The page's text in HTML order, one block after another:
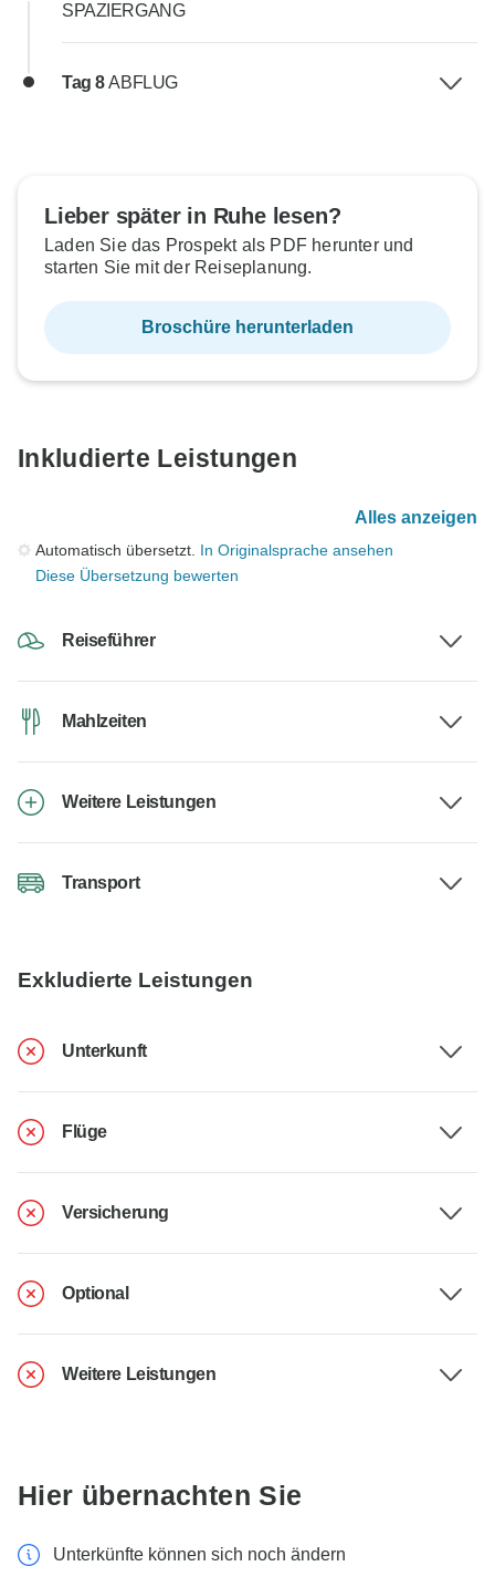
SPAZIERGANG
Tag 8ABFLUG
Lieber später in Ruhe lesen?
Laden Sie das Prospekt als PDF herunter und
starten Sie mit der Reiseplanung.
Broschüre herunterladen
Inkludierte Leistungen
Alles anzeigen
Automatisch übersetzt. In Originalsprache ansehen
Diese Übersetzung bewerten
Reiseführer
Mahlzeiten
Weitere Leistungen
Transport
Exkludierte Leistungen
Unterkunft
Flüge
Versicherung
Optional
Weitere Leistungen
Hier übernachten Sie
Unterkünfte können sich noch ändern